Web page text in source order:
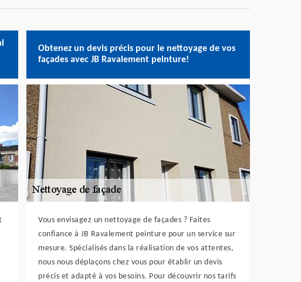
Obtenez un devis précis pour le nettoyage de vos
façades avec JB Ravalement peinture!
Vous envisagez un nettoyage de façades ? Faites
confiance à JB Ravalement peinture pour un service sur
mesure. Spécialisés dans la réalisation de vos attentes,
nous nous déplaçons chez vous pour établir un devis
précis et adapté à vos besoins. Pour découvrir nos tarifs